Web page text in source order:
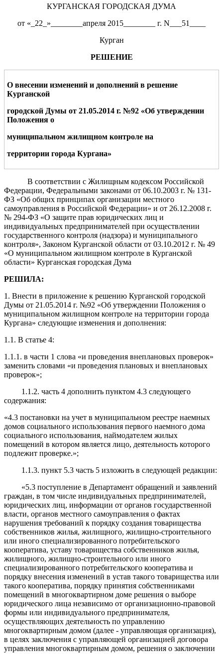
КУРГАНСКАЯ ГОРОДСКАЯ ДУМА
от «_22_»________апреля 2015________ г. N___51____
Курган
РЕШЕНИЕ
О внесении изменений и дополнений в решение
Курганской
городской Думы от 21.05.2014 г. №92 «Об утверждении
Положения о
муниципальном жилищном контроле на
территории города Кургана»
В соответствии с Жилищным кодексом Российской
Федерации, Федеральными законами от 06.10.2003 г. № 131-
ФЗ «Об общих принципах организации местного
самоуправления в Российской Федерации» и от 26.12.2008 г.
№ 294-ФЗ «О защите прав юридических лиц и
индивидуальных предпринимателей при осуществлении
государственного контроля (надзора) и муниципального
контроля», Законом Курганской области от 03.10.2012 г. № 49
«О муниципальном жилищном контроле в Курганской
области» Курганская городская Дума
РЕШИЛА:
1. Внести в приложение к решению Курганской городской
Думы от 21.05.2014 г. №92 «Об утверждении Положения о
муниципальном жилищном контроле на территории города
Кургана» следующие изменения и дополнения:
1.1. В статье 4:
1.1.1. в части 1 слова «и проведения внеплановых проверок»
заменить словами «и проведения плановых и внеплановых
проверок»;
1.1.2. часть 4 дополнить пунктом 4.3 следующего
содержания:
«4.3 постановки на учет в муниципальном реестре наемных
домов социального использования первого наемного дома
социального использования, наймодателем жилых
помещений в котором является лицо, деятельность которого
подлежит проверке.»;
1.1.3. пункт 5.3 часть 5 изложить в следующей редакции:
«5.3 поступление в Департамент обращений и заявлений
граждан, в том числе индивидуальных предпринимателей,
юридических лиц, информации от органов государственной
власти, органов местного самоуправления о фактах
нарушения требований к порядку создания товарищества
собственников жилья, жилищного, жилищно-строительного
или иного специализированного потребительского
кооператива, уставу товарищества собственников жилья,
жилищного, жилищно-строительного или иного
специализированного потребительского кооператива и
порядку внесения изменений в устав такого товарищества или
такого кооператива, порядку принятия собственниками
помещений в многоквартирном доме решения о выборе
юридического лица независимо от организационно-правовой
формы или индивидуального предпринимателя,
осуществляющих деятельность по управлению
многоквартирным домом (далее - управляющая организация),
в целях заключения с управляющей организацией договора
управления многоквартирным домом, решения о заключении